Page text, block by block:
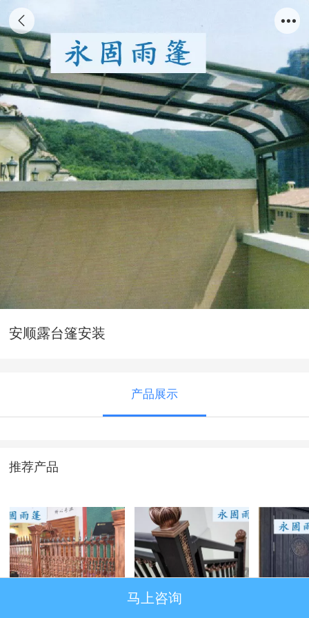
安顺露台篷安装
产品展示
推荐产品
铝艺栏杆
马上咨询